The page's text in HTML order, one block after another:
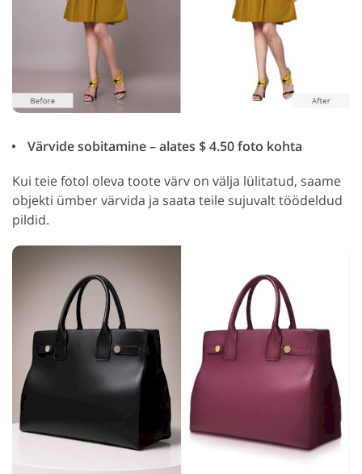
Värvide sobitamine – alates $ 4.50 foto kohta
Kui teie fotol oleva toote värv on välja lülitatud, saame
objekti ümber värvida ja saata teile sujuvalt töödeldud
pildid.